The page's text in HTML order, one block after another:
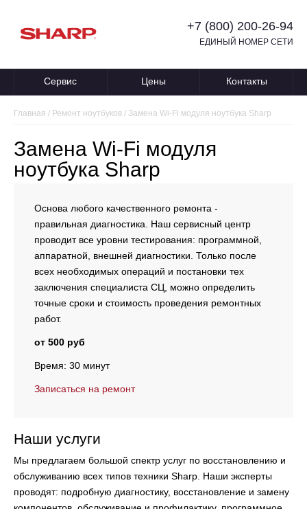
+7 (800) 200-26-94
ЕДИНЫЙ НОМЕР СЕТИ
Сервис Цены Контакты
Главная / Ремонт ноутбуков / Замена Wi-Fi модуля ноутбука Sharp
Замена Wi-Fi модуля
ноутбука Sharp
Основа любого качественного ремонта -
правильная диагностика. Наш сервисный центр
проводит все уровни тестирования: программной,
аппаратной, внешней диагностики. Только после
всех необходимых операций и постановки тех
заключения специалиста СЦ, можно определить
точные сроки и стоимость проведения ремонтных
работ.
от 500 руб
Время: 30 минут
Записаться на ремонт
Наши услуги
Мы предлагаем большой спектр услуг по восстановлению и
обслуживанию всех типов техники Sharp. Наши эксперты
проводят: подробную диагностику, восстановление и замену